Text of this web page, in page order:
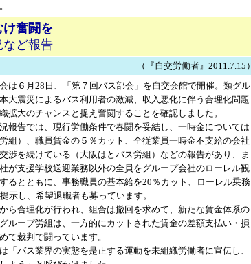
奮闘を
など報告
（『自交労働者』2011.7.15）
は６月28日、「第７回バス部会」を自交会館で開催。類グル
大震災によるバス利用者の激減、収入悪化に伴う合理化問題
拡大のチャンスと捉え奮闘することを確認しました。
報告では、現行労働条件で春闘を妥結し、一時金については
組）、職員賃金の５％カット、全従業員一時金不支給の会社
渉を続けている（大阪はとバス労組）などの報告があり、ま
が支援学校送迎業務以外の全員をグループ会社のローレル観
るとともに、事務職員の基本給を20％カット、ローレル乗務
示し、希望退職者も募っています。
ら合理化が行われ、組合は撤回を求めて、新たな賃金体系の
ループ労組は、一方的にカットされた賃金の差額支払い・損
て裁判で闘っています。
「バス業界の実態を是正する運動を未組織労働者に宣伝し、